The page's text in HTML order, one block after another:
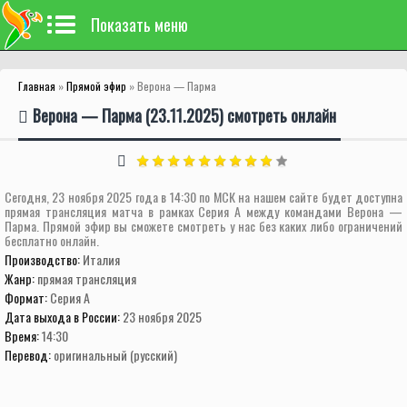
Показать меню
Главная »Прямой эфир » Верона — Парма
Верона — Парма (23.11.2025) смотреть онлайн
Сегодня, 23 ноября 2025 года в 14:30 по МСК на нашем сайте будет доступна
прямая трансляция матча в рамках Серия А между командами Верона —
Парма. Прямой эфир вы сможете смотреть у нас без каких либо ограничений
бесплатно онлайн.
Производство:Италия
Жанр:прямая трансляция
Формат:Серия А
Дата выхода в России:23 ноября 2025
Время:14:30
Перевод:оригинальный (русский)